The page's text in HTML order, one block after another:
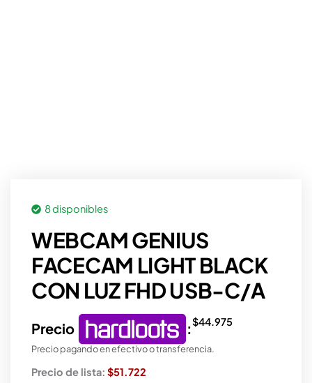
8 disponibles
WEBCAM GENIUS
FACECAM LIGHT BLACK
CON LUZ FHD USB-C/A
Precio :$44.975
Precio pagando en efectivo o transferencia.
Precio de lista: $51.722